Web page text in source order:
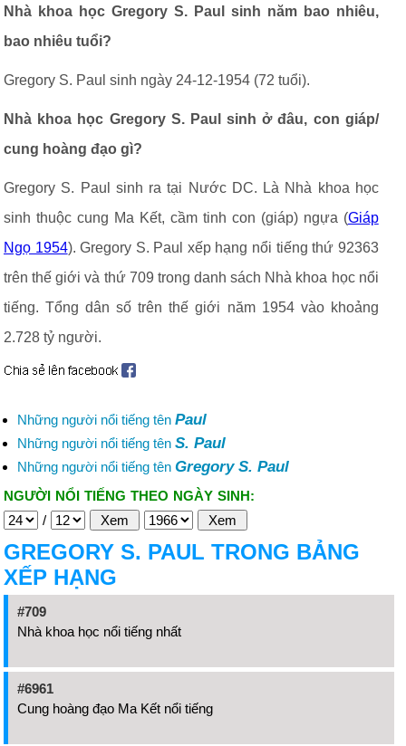
Nhà khoa học Gregory S. Paul sinh năm bao nhiêu,
bao nhiêu tuổi?
Gregory S. Paul sinh ngày 24-12-1954 (72 tuổi).
Nhà khoa học Gregory S. Paul sinh ở đâu, con giáp/
cung hoàng đạo gì?
Gregory S. Paul sinh ra tại Nước DC. Là Nhà khoa học
sinh thuộc cung Ma Kết, cầm tinh con (giáp) ngựa (Giáp
Ngọ 1954). Gregory S. Paul xếp hạng nổi tiếng thứ 92363
trên thế giới và thứ 709 trong danh sách Nhà khoa học nổi
tiếng. Tổng dân số trên thế giới năm 1954 vào khoảng
2.728 tỷ người.
Những người nổi tiếng tên Paul
Những người nổi tiếng tên S. Paul
Những người nổi tiếng tên Gregory S. Paul
NGƯỜI NỔI TIẾNG THEO NGÀY SINH:
/
GREGORY S. PAUL TRONG BẢNG
XẾP HẠNG
#709
Nhà khoa học nổi tiếng nhất
#6961
Cung hoàng đạo Ma Kết nổi tiếng